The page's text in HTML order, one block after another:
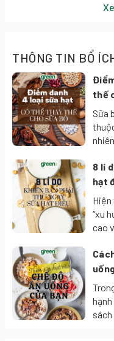
☑️HƯỚNG DẪN SỬ DỤNG
Cho cà phê vào 140ml
☑️HƯỚNG DẪN BẢO
Bảo quản nơi khô ráo,
độ ẩm cao, tránh ánh
Hạn sử dụng: 24 tháng
THÔNG TIN BỔ
thế
Sữa
hay
thể
8 lí
hạt
Hiện
“xu
cao
hạt
một
sức